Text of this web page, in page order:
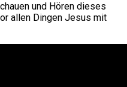
und Hören dieses
allen Dingen Jesus mit